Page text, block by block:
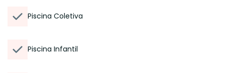
Piscina Coletiva
Piscina Infantil